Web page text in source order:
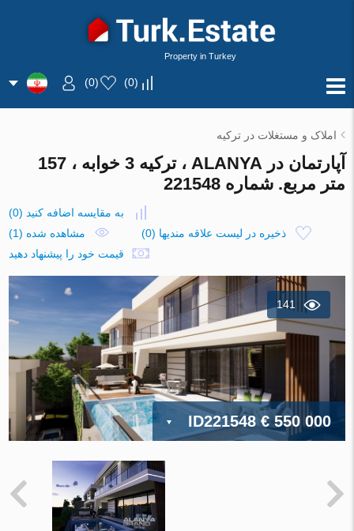
Property in Turkey
(
0
)
(
0
)
املاک و مستغلات در ترکیه
آپارتمان در ALANYA ، ترکیه 3 خوابه ، 157
متر مربع. شماره 221548
به مقایسه اضافه کنید (
0
)
ذخیره در لیست علاقه مندیها (
0
)
مشاهده شده (1)
قیمت خود را پیشنهاد دهید
141
ID221548€ 550 000